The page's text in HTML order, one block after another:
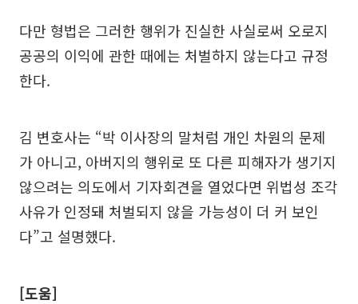
다만 형법은 그러한 행위가 진실한 사실로써 오로지
공공의 이익에 관한 때에는 처벌하지 않는다고 규정
한다.
김 변호사는 “박 이사장의 말처럼 개인 차원의 문제
가 아니고, 아버지의 행위로 또 다른 피해자가 생기지
않으려는 의도에서 기자회견을 열었다면 위법성 조각
사유가 인정돼 처벌되지 않을 가능성이 더 커 보인
다”고 설명했다.
[도움]